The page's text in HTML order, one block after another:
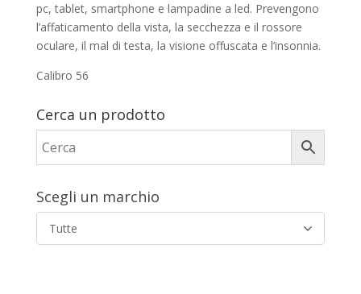
pc, tablet, smartphone e lampadine a led. Prevengono
l’affaticamento della vista, la secchezza e il rossore
oculare, il mal di testa, la visione offuscata e l’insonnia.
Calibro 56
Cerca un prodotto
Scegli un marchio
Tutte